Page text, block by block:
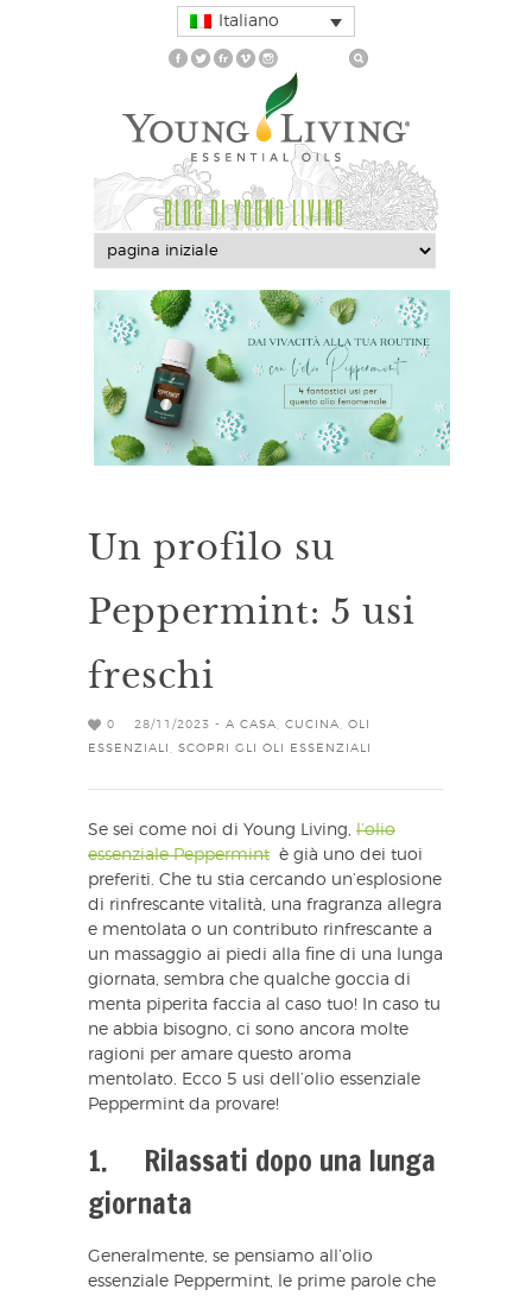
Italiano
BLOG DI YOUNG LIVING
Un profilo su
Peppermint: 5 usi
freschi
0 28/11/2023 - A CASA CUCINA
OLI
ESSENZIALI
SCOPRI GLI OLI ESSENZIALI
Se sei come noi di Young Living, l’olio
essenziale Peppermint è già uno dei tuoi
preferiti. Che tu stia cercando un’esplosione
di rinfrescante vitalità, una fragranza allegra
e mentolata o un contributo rinfrescante a
un massaggio ai piedi alla fine di una lunga
giornata, sembra che qualche goccia di
menta piperita faccia al caso tuo! In caso tu
ne abbia bisogno, ci sono ancora molte
ragioni per amare questo aroma
mentolato. Ecco 5 usi dell’olio essenziale
Peppermint da provare!
1. Rilassati dopo una lunga
giornata
Generalmente, se pensiamo all’olio
essenziale Peppermint, le prime parole che